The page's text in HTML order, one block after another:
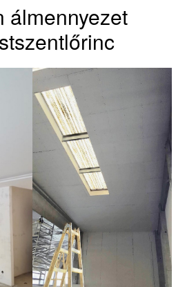
álmennyezet